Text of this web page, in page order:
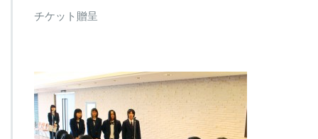
チケット贈呈